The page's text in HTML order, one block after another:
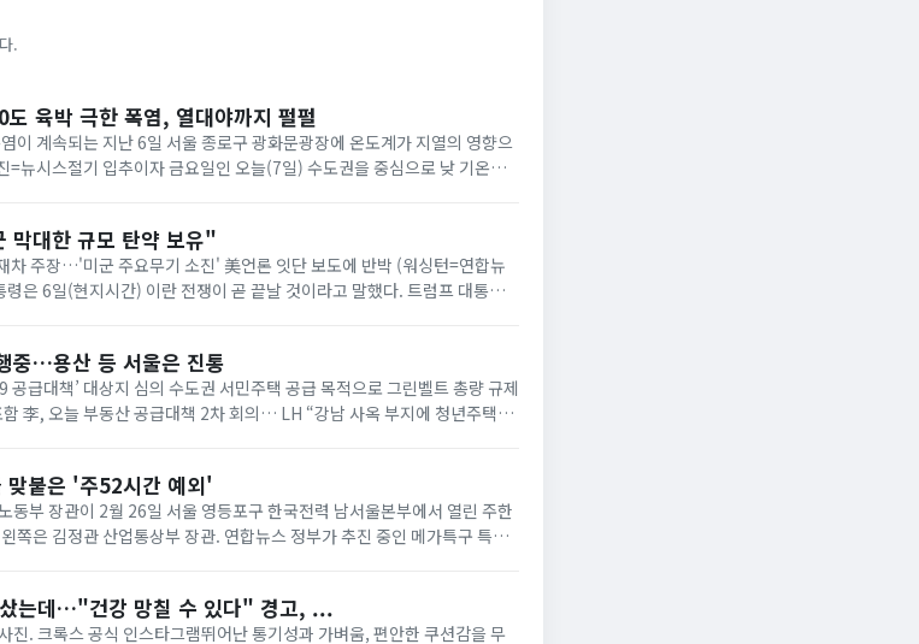
.
육박 극한 폭염, 열대야까지 펄펄
이 계속되는 지난 6일 서울 종로구 광화문광장에 온도계가 지열의 영향으
뉴시스절기 입추이자 금요일인 오늘(7일) 수도권을 중심으로 낮 기온이
대한 규모 탄약 보유"
차 주장…'미군 주요무기 소진' 美언론 잇단 보도에 반박 (워싱턴=연합뉴
은 6일(현지시간) 이란 전쟁이 곧 끝날 것이라고 말했다. 트럼프 대통령
중…용산 등 서울은 진통
공급대책’ 대상지 심의 수도권 서민주택 공급 목적으로 그린벨트 총량 규제
李, 오늘 부동산 공급대책 2차 회의… LH “강남 사옥 부지에 청년주택”
붙은 '주52시간 예외'
동부 장관이 2월 26일 서울 영등포구 한국전력 남서울본부에서 열린 주한
쪽은 김정관 산업통상부 장관. 연합뉴스 정부가 추진 중인 메가특구 특별
는데…"건강 망칠 수 있다" 경고, ...
진. 크록스 공식 인스타그램뛰어난 통기성과 가벼움, 편안한 쿠션감을 무